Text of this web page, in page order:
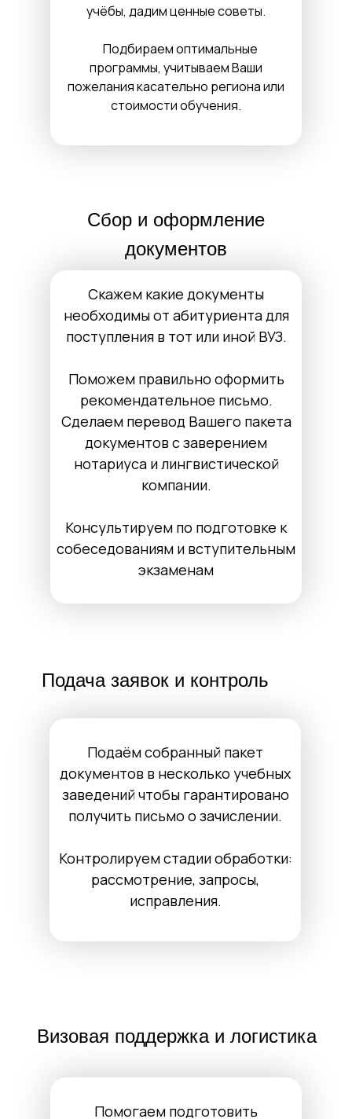
учёбы, дадим ценные советы.
Подбираем оптимальные
программы, учитываем Ваши
пожелания касательно региона или
стоимости обучения.
Скажем какие документы
необходимы от абитуриента для
поступления в тот или иной ВУЗ.
Поможем правильно оформить
рекомендательное письмо.
Сделаем перевод Вашего пакета
документов с заверением
нотариуса и лингвистической
компании.
Консультируем по подготовке к
собеседованиям и вступительным
экзаменам
Сбор и оформление
документов
Подаём собранный пакет
документов в несколько учебных
заведений чтобы гарантировано
получить письмо о зачислении.
Контролируем стадии обработки:
рассмотрение, запросы,
исправления.
Подача заявок и контроль
Помогаем подготовить
Визовая поддержка и логистика